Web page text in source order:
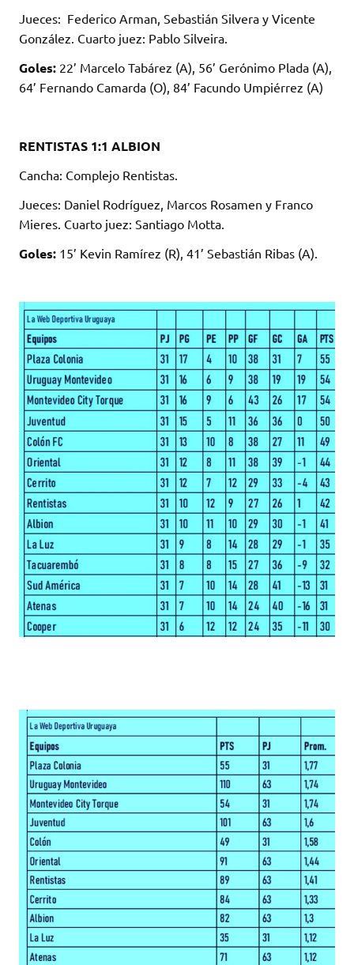
Jueces: Federico Arman, Sebastián Silvera y Vicente
González. Cuarto juez: Pablo Silveira.
Goles: 22’ Marcelo Tabárez (A), 56’ Gerónimo Plada (A),
64’ Fernando Camarda (O), 84’ Facundo Umpiérrez (A)
RENTISTAS 1:1 ALBION
Cancha: Complejo Rentistas.
Jueces: Daniel Rodríguez, Marcos Rosamen y Franco
Mieres. Cuarto juez: Santiago Motta.
Goles: 15’ Kevin Ramírez (R), 41’ Sebastián Ribas (A).